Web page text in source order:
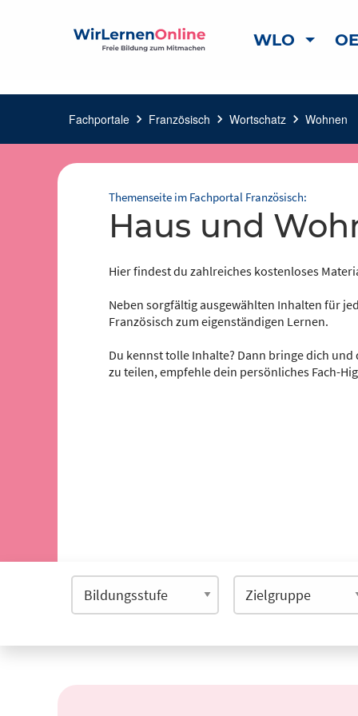
WLO
Fachportale chevron_right Französisch chevron_right Wortschatz chevron_right Wohnen
Themenseite im Fachportal Französisch:
Haus und
Hier findest du zahlreiches kostenloses
Neben sorgfältig ausgewählten Inhalten für
Französisch zum eigenständigen Lernen.
Du kennst tolle Inhalte? Dann bringe dich
zu teilen, empfehle dein persönliches Fach-